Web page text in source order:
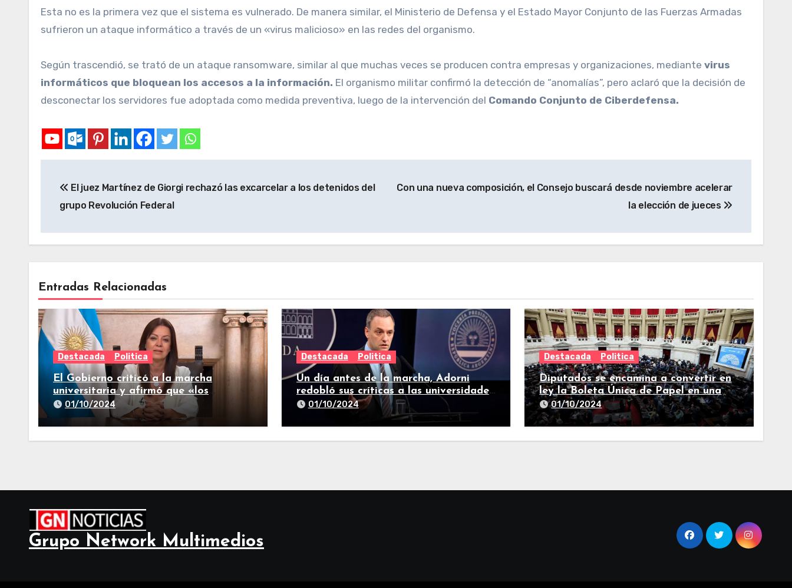
Esta no es la primera vez que el sistema es vulnerado. De manera similar, el Ministerio de Defensa y el Estado Mayor Conjunto de las Fuerzas Armadas
sufrieron un ataque informático a través de un «virus malicioso» en las redes del organismo.
Según trascendió, se trató de un ataque ransomware, similar al que muchas veces se producen contra empresas y organizaciones, mediante virus
informáticos que bloquean los accesos a la información. El organismo militar confirmó la detección de “anomalías”, pero aclaró que la decisión de
desconectar los servidores fue adoptada como medida preventiva, luego de la intervención del Comando Conjunto de Ciberdefensa.
El juez Martínez de Giorgi rechazó las excarcelar a los detenidos del
grupo Revolución Federal
Con una nueva composición, el Consejo buscará desde noviembre acelerar
la elección de jueces
Entradas Relacionadas
Destacada Politica
El Gobierno criticó a la marcha
universitaria y afirmó que «los
reclamos están todos resueltos»
01/10/2024
Destacada Politica
Un día antes de la marcha, Adorni
redobló sus críticas a las universidades
nacionales
01/10/2024
Destacada Politica
Diputados se encamina a convertir en
ley la Boleta Única de Papel en una
larga sesión
01/10/2024
Grupo Network Multimedios